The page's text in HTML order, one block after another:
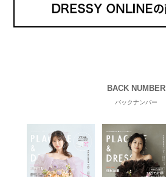
BACK NUMBER
バックナンバー